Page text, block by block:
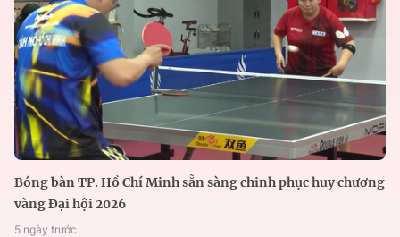
Bóng bàn TP. Hồ Chí Minh sẵn sàng chinh phục huy chương
vàng Đại hội 2026
5 ngày trước